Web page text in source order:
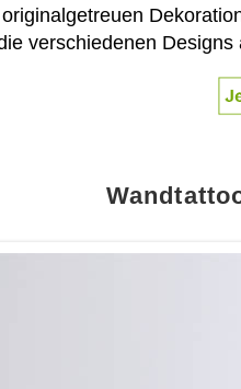
verschiedenen Designs